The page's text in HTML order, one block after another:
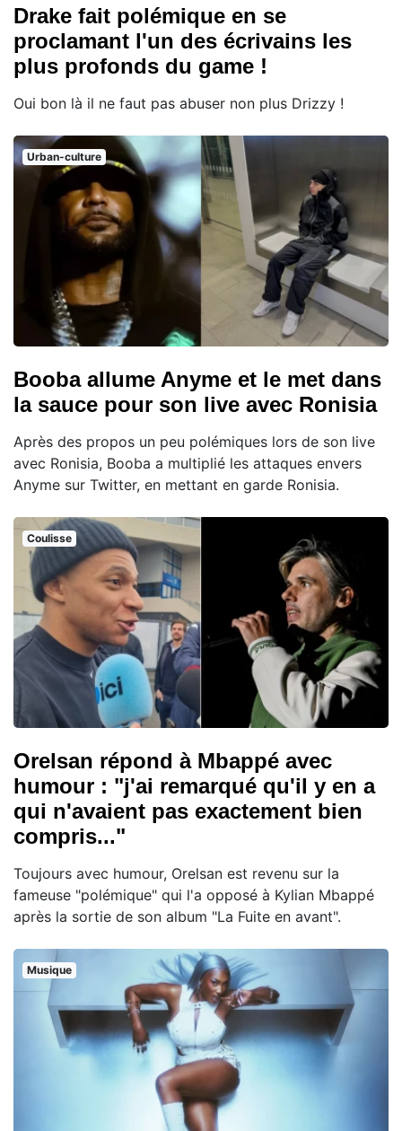
Drake fait polémique en se
proclamant l'un des écrivains les
plus profonds du game !
Oui bon là il ne faut pas abuser non plus Drizzy !
Urban-culture
Booba allume Anyme et le met dans
la sauce pour son live avec Ronisia
Après des propos un peu polémiques lors de son live
avec Ronisia, Booba a multiplié les attaques envers
Anyme sur Twitter, en mettant en garde Ronisia.
Coulisse
Orelsan répond à Mbappé avec
humour : "j'ai remarqué qu'il y en a
qui n'avaient pas exactement bien
compris..."
Toujours avec humour, Orelsan est revenu sur la
fameuse "polémique" qui l'a opposé à Kylian Mbappé
après la sortie de son album "La Fuite en avant".
Musique